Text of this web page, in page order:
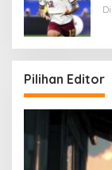
Pilihan Editor